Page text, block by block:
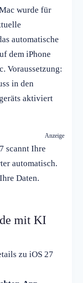
wurde für
automatische
dem iPhone
Voraussetzung:
in den
aktiviert
Anzeige
scannt Ihre
automatisch.
Daten.
mit KI
zu iOS 27